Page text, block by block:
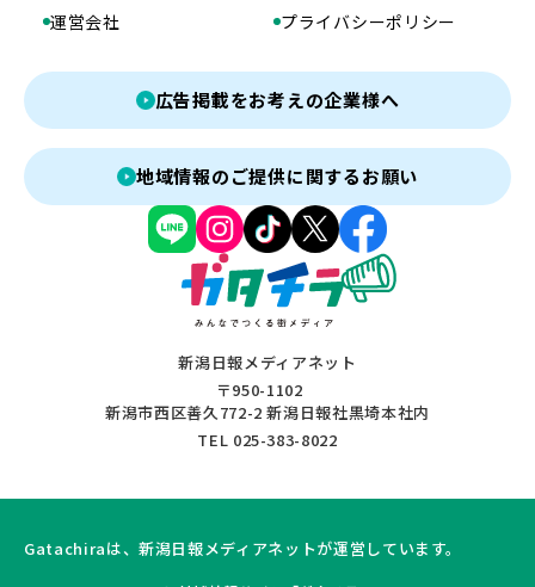
新潟日報メディアネット
〒950-1102
新潟市西区善久772-2 新潟日報社黒埼本社内
TEL 025-383-8022
運営会社
プライバシーポリシー
広告掲載をお考えの企業様へ
地域情報のご提供に関するお願い
Gatachiraは、新潟日報メディアネットが運営しています。